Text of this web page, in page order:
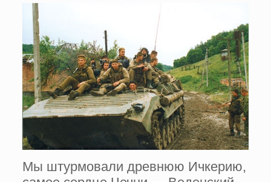
Мы штурмовали древнюю Ичкерию,